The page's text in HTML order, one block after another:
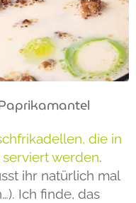
die in
werden.
ihr natürlich mal
Ich finde, das